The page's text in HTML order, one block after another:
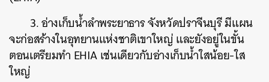
3. อ่างเก็บน้ำลำพระยาธาร จังหวัดปราจีนบุรี มีแผน
จะก่อสร้างในอุทยานแห่งชาติเขาใหญ่ และยังอยู่ในขั้น
ตอนเตรียมทำ EHIA เช่นเดียวกับอ่างเก็บน้ำใสน้อย-ใส
ใหญ่